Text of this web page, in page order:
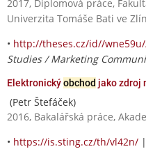
2017, Diplomová práce,
Univerzita Tomáše Bati ve
• http://theses.cz/id//
Studies / Marketing
Elektronickýobchod jako zdroj
(Petr Štefáček)
2016, Bakalářská práce,
• https://is.sting.cz/th/vl42n/ |